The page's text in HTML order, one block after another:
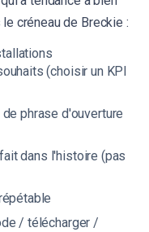
créneau de Breckie :
(choisir un KPI
phrase d'ouverture
dans l'histoire (pas
/ télécharger /